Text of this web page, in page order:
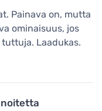
Painava on, mutta
ominaisuus, jos
Laadukas.